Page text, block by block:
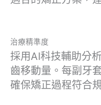
治療精準度
採用AI科技輔助分
齒移動量。每副牙
確保矯正過程符合